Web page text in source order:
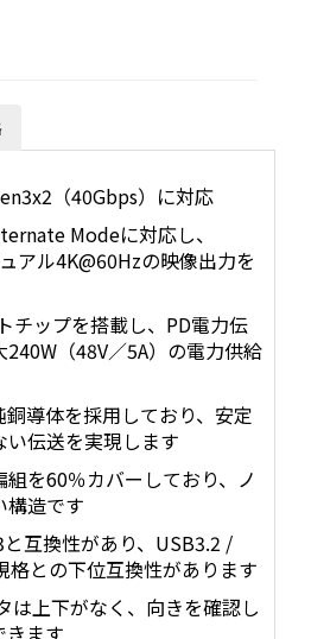
（40Gbps）に対応
Modeに対応し、
アル4K@60Hzの映像出力を
チップを搭載し、PD電力伝
（48V／5A）の電力供給
銅導体を採用しており、安定
い伝送を実現します
を60％カバーしており、ノ
構造です
互換性があり、USB3.2 /
格との下位互換性があります
は上下がなく、向きを確認し
きます